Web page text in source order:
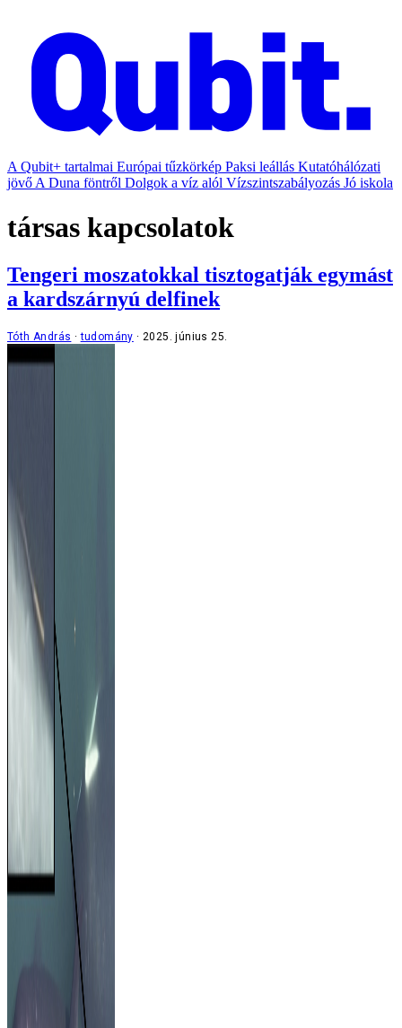
A Qubit+ tartalmai Európai tűzkörkép Paksi leállás Kutatóhálózati
jövő A Duna föntről Dolgok a víz alól Vízszintszabályozás Jó iskola
társas kapcsolatok
Tengeri moszatokkal tisztogatják egymást
a kardszárnyú delfinek
Tóth András tudomány 2025. június 25.